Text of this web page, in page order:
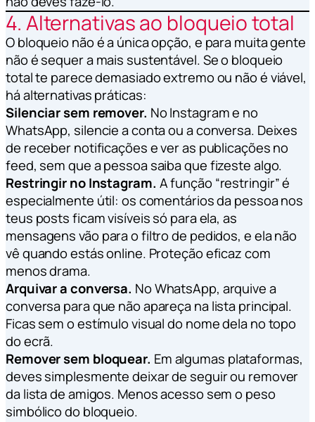
4. Alternativas ao bloqueio total
O bloqueio não é a única opção, e para muita gente
não é sequer a mais sustentável. Se o bloqueio
total te parece demasiado extremo ou não é viável,
há alternativas práticas:
Silenciar sem remover. No Instagram e no
WhatsApp, silencie a conta ou a conversa. Deixes
de receber notificações e ver as publicações no
feed, sem que a pessoa saiba que fizeste algo.
Restringir no Instagram. A função “restringir” é
especialmente útil: os comentários da pessoa nos
teus posts ficam visíveis só para ela, as
mensagens vão para o filtro de pedidos, e ela não
vê quando estás online. Proteção eficaz com
menos drama.
Arquivar a conversa. No WhatsApp, arquive a
conversa para que não apareça na lista principal.
Ficas sem o estímulo visual do nome dela no topo
do ecrã.
Remover sem bloquear. Em algumas plataformas,
deves simplesmente deixar de seguir ou remover
da lista de amigos. Menos acesso sem o peso
simbólico do bloqueio.